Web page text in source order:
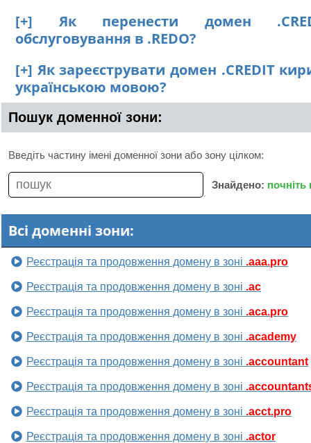
[+] Як перенести домен
обслуговування в .REDO?
[+] Як зареєструвати домен .CREDIT
українською мовою?
Пошук доменної зони:
Введіть частину імені доменної зони або зону цілком:
Знайдено:
Всі доменні зони:
Реєстрація та продовження домену в зоні .aaa.pro
Реєстрація та продовження домену в зоні .ac
Реєстрація та продовження домену в зоні .aca.pro
Реєстрація та продовження домену в зоні .academy
Реєстрація та продовження домену в зоні .accountant
Реєстрація та продовження домену в зоні
Реєстрація та продовження домену в зоні .acct.pro
Реєстрація та продовження домену в зоні .actor